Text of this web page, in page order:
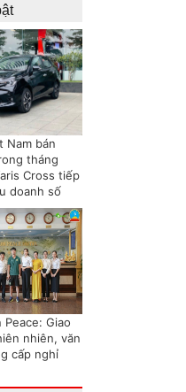
Nam bán
tháng
Cross tiếp
doanh số
Peace: Giao
nhiên, văn
cấp nghỉ